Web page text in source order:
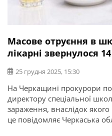
Масове отруєння в
лікарні звернулося
25 грудня 2025, 15:30
На Черкащині прокурори
директору спеціальної
зараження, внаслідок
це повідомляє Черкаська